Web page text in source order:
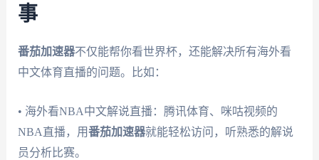
事
番茄加速器不仅能帮你看世界杯，还能解决所有海外看
中文体育直播的问题。比如：
• 海外看NBA中文解说直播：腾讯体育、咪咕视频的
NBA直播，用番茄加速器就能轻松访问，听熟悉的解说
员分析比赛。